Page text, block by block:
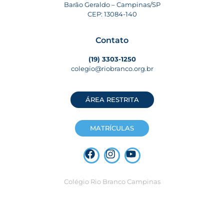
Barão Geraldo – Campinas/SP
CEP: 13084-140
Contato
(19) 3303-1250
colegio@riobranco.org.br
ÁREA RESTRITA
MATRÍCULAS
Colégio Rio Branco Campinas